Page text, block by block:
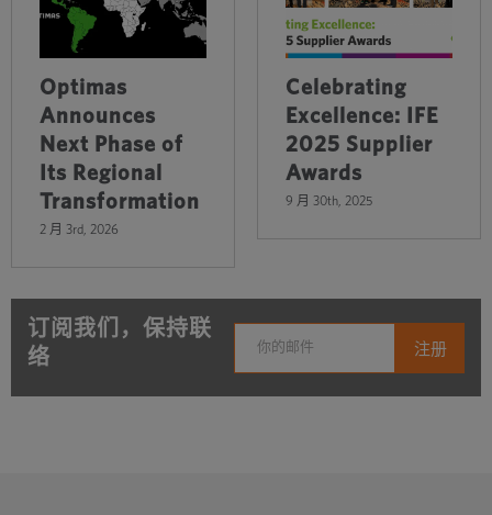
Optimas
Announces
Next Phase of
Its Regional
Transformation
2 月 3rd, 2026
Celebrating
Excellence: IFE
2025 Supplier
Awards
9 月 30th, 2025
订阅我们，保持联
络